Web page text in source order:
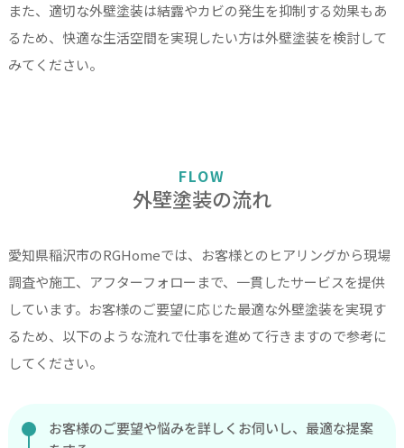
また、適切な外壁塗装は結露やカビの発生を抑制する効果もあ
るため、快適な生活空間を実現したい方は外壁塗装を検討して
みてください。
FLOW
外壁塗装の流れ
愛知県稲沢市のRGHomeでは、お客様とのヒアリングから現場
調査や施工、アフターフォローまで、一貫したサービスを提供
しています。お客様のご要望に応じた最適な外壁塗装を実現す
るため、以下のような流れで仕事を進めて行きますので参考に
してください。
お客様のご要望や悩みを詳しくお伺いし、最適な提案